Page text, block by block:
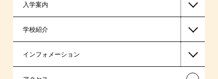
高等教育の修学支援新制度
日本学生支援機構の奨学金
日本政策金融公庫（国の教育ローン）
入学案内
一般入学
AO入学制度
学校紹介
在校生からあなたへ
インフォメーション